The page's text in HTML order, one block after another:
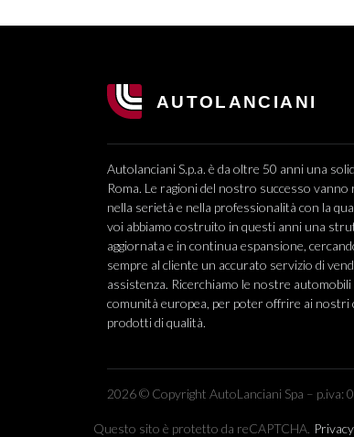
Autolanciani S.p.a. è da oltre 50 anni una
Roma. Le ragioni del nostro successo vanno
nella serietà e nella professionalità con la
voi abbiamo costruito in questi anni una
aggiornata e in continua espansione,
sempre al cliente un accurato servizio di
assistenza. Ricerchiamo le nostre
comunità europea, per poter offrire ai nostri
prodotti di qualità.
2026 © Copyright AutoLanciani Spa – p.iva:
Questo sito è protetto da reCAPTCHA.